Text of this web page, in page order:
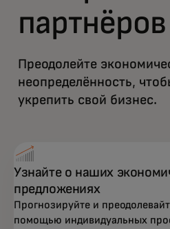
партнёров
Преодолейте
неопределённость,
укрепить свой бизнес.
Узнайте о наших
предложениях
Прогнозируйте и
помощью индивидуальных